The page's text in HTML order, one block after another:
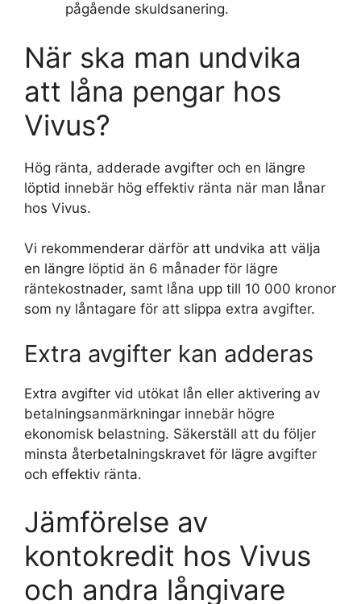
pågående skuldsanering.
När ska man undvika
att låna pengar hos
Vivus?
Hög ränta, adderade avgifter och en längre
löptid innebär hög effektiv ränta när man lånar
hos Vivus.
Vi rekommenderar därför att undvika att välja
en längre löptid än 6 månader för lägre
räntekostnader, samt låna upp till 10 000 kronor
som ny låntagare för att slippa extra avgifter.
Extra avgifter kan adderas
Extra avgifter vid utökat lån eller aktivering av
betalningsanmärkningar innebär högre
ekonomisk belastning. Säkerställ att du följer
minsta återbetalningskravet för lägre avgifter
och effektiv ränta.
Jämförelse av
kontokredit hos Vivus
och andra långivare